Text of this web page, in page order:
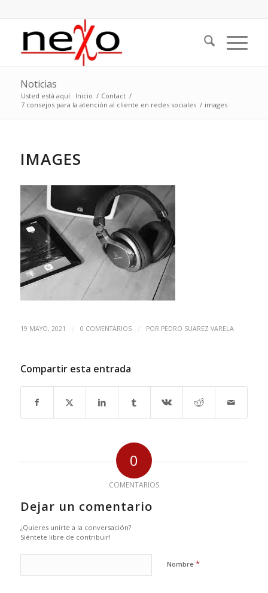
Noticias
Usted está aquí: Inicio / Contact /
7 consejos para la atención al cliente en redes sociales / images
IMAGES
19 MAYO, 2021 / 0 COMENTARIOS / POR PEDRO SUAREZ VARELA
Compartir esta entrada
0
COMENTARIOS
Dejar un comentario
¿Quieres unirte a la conversación?
Siéntete libre de contribuir!
Nombre *